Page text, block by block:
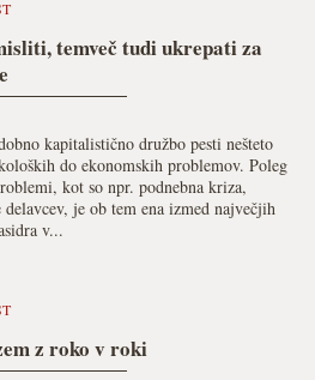
temveč tudi ukrepati za
kapitalistično družbo pesti nešteto
do ekonomskih problemov. Poleg
kot so npr. podnebna kriza,
je ob tem ena izmed največjih
v...
z roko v roki